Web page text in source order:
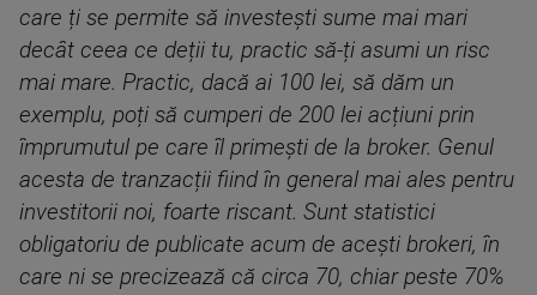
care ți se permite să investești sume mai mari
decât ceea ce deții tu, practic să-ți asumi un risc
mai mare. Practic, dacă ai 100 lei, să dăm un
exemplu, poți să cumperi de 200 lei acțiuni prin
împrumutul pe care îl primești de la broker. Genul
acesta de tranzacții fiind în general mai ales pentru
investitorii noi, foarte riscant. Sunt statistici
obligatoriu de publicate acum de acești brokeri, în
care ni se precizează că circa 70, chiar peste 70%